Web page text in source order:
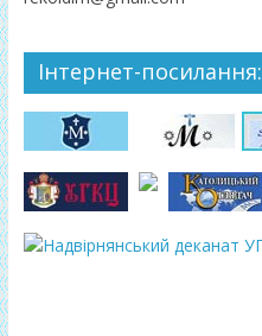
Інтернет-посилання: